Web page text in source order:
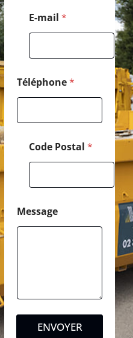
E-mail *
Téléphone*
m
a
i
l
Code Postal *
Message
ENVOYER